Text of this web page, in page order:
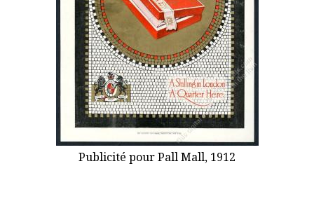
Publicité pour Pall Mall, 1912